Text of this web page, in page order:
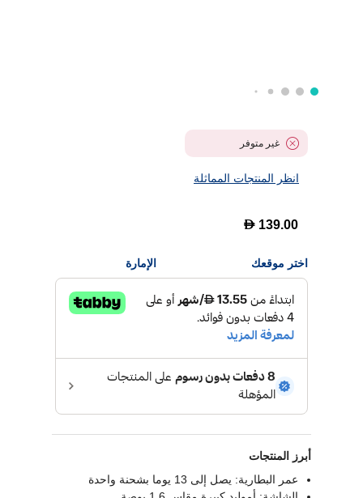
غير متوفر
انظر المنتجات المماثلة
D 139.00
اختر موقعك الإمارة
أبرز المنتجات
عمر البطارية: يصل إلى 13 يوما بشحنة واحدة